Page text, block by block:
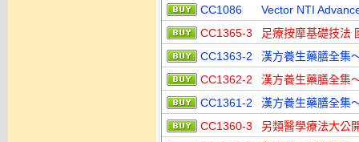
CC1086
Vector NTI
CC1365-3
足療按摩基礎技法
CC1363-2
漢方養生藥膳全集
CC1362-2
漢方養生藥膳全集
CC1361-2
漢方養生藥膳全集
CC1360-3
另類醫學療法大公